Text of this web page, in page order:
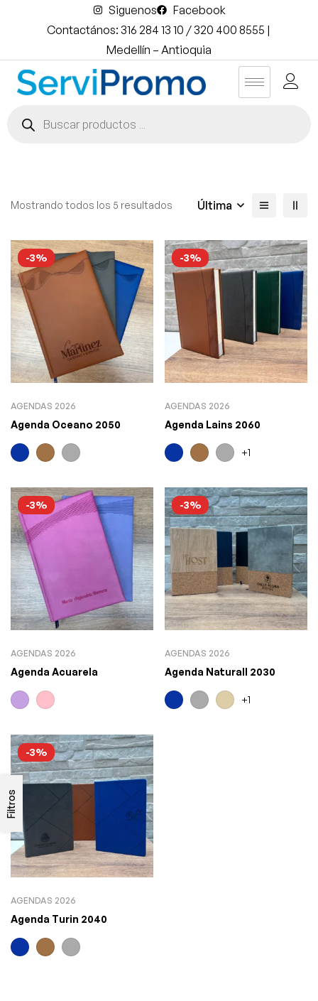
Siguenos
Facebook
Contactános: 316 284 13 10 / 320 400 8555 |
Medellín – Antioquia
Filtros
Mostrando todos los 5 resultados Última
-3%
AGENDAS 2026
Agenda Oceano 2050
-3%
AGENDAS 2026
Agenda Lains 2060
+1
-3%
AGENDAS 2026
Agenda Acuarela
-3%
AGENDAS 2026
Agenda Naturall 2030
+1
-3%
AGENDAS 2026
Agenda Turin 2040